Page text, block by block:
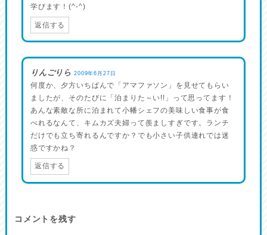
学びます！(^-^)
返信する
りんごりら 2009年6月27日
何度か、夕方いちばんで「アマファソン」を見せてもらい
ましたが、そのたびに「泊まりた～い!!」って思ってます！
あんな素敵な所に泊まれて小幡シェフの美味しい食事が食
べれるなんて、キムカズ夫婦って羨ましすぎです。ランチ
だけでも立ち寄れるんですか？でも小さい子供連れでは迷
惑ですかね？
返信する
コメントを残す